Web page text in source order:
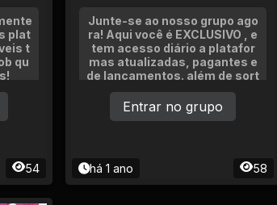
plat
t
qu
54
Junte-se ao nosso grupo ago
ra! Aqui você é EXCLUSIVO , e
tem acesso diário a platafor
mas atualizadas, pagantes e
de lançamentos. além de sort
eios de bancas e dicas para a
umentar os ganhos!
há 1 ano 58
Entrar no grupo